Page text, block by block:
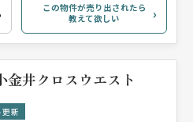
この物件が売り出されたら
教えて欲しい
金井クロスウエスト
新